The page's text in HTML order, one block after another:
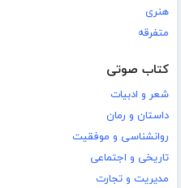
هنری
متفرقه
کتاب صوتی
شعر و ادبیات
داستان و رمان
روانشناسی و موفقیت
تاریخی و اجتماعی
مدیریت و تجارت